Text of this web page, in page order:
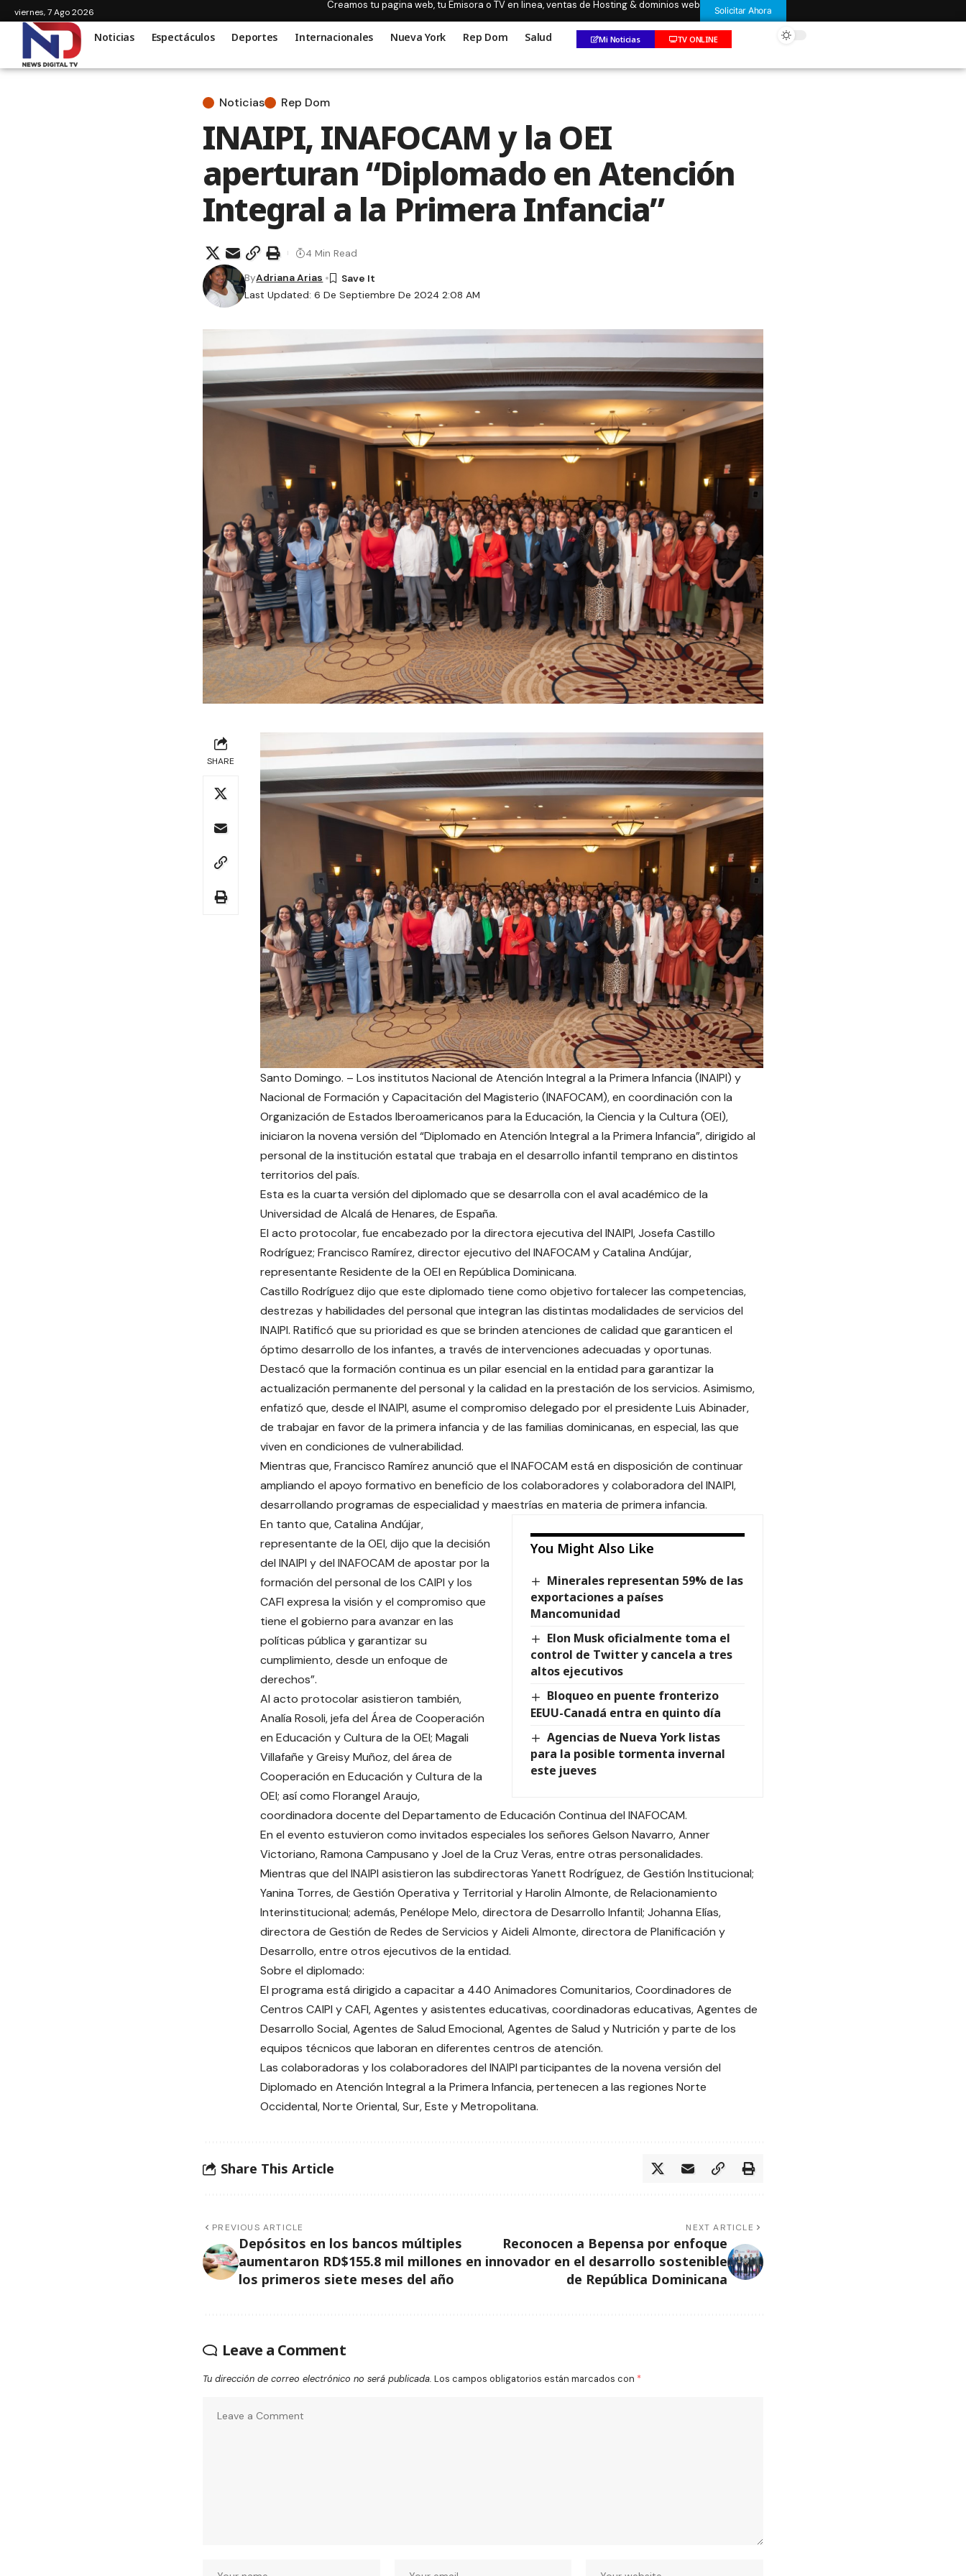
viernes, 7 Ago 2026
Creamos tu pagina web, tu Emisora o TV en linea, ventas de Hosting & dominios web Solicitar Ahora
Noticias Espectáculos Deportes Internacionales Nueva York Rep Dom Salud Mi Noticias TV ONLINE
Noticias Rep Dom
INAIPI, INAFOCAM y la OEI
aperturan “Diplomado en Atención
Integral a la Primera Infancia”
Last Updated: 6 De Septiembre De 2024 2:08 AM
ByAdriana Arias
4 Min Read
SHARE
Santo Domingo. – Los institutos Nacional de Atención Integral a la Primera Infancia (INAIPI) y
Nacional de Formación y Capacitación del Magisterio (INAFOCAM), en coordinación con la
Organización de Estados Iberoamericanos para la Educación, la Ciencia y la Cultura (OEI),
iniciaron la novena versión del “Diplomado en Atención Integral a la Primera Infancia”, dirigido al
personal de la institución estatal que trabaja en el desarrollo infantil temprano en distintos
territorios del país.
Esta es la cuarta versión del diplomado que se desarrolla con el aval académico de la
Universidad de Alcalá de Henares, de España.
El acto protocolar, fue encabezado por la directora ejecutiva del INAIPI, Josefa Castillo
Rodríguez; Francisco Ramírez, director ejecutivo del INAFOCAM y Catalina Andújar,
representante Residente de la OEI en República Dominicana.
Castillo Rodríguez dijo que este diplomado tiene como objetivo fortalecer las competencias,
destrezas y habilidades del personal que integran las distintas modalidades de servicios del
INAIPI. Ratificó que su prioridad es que se brinden atenciones de calidad que garanticen el
óptimo desarrollo de los infantes, a través de intervenciones adecuadas y oportunas.
Destacó que la formación continua es un pilar esencial en la entidad para garantizar la
actualización permanente del personal y la calidad en la prestación de los servicios. Asimismo,
enfatizó que, desde el INAIPI, asume el compromiso delegado por el presidente Luis Abinader,
de trabajar en favor de la primera infancia y de las familias dominicanas, en especial, las que
viven en condiciones de vulnerabilidad.
Mientras que, Francisco Ramírez anunció que el INAFOCAM está en disposición de continuar
ampliando el apoyo formativo en beneficio de los colaboradores y colaboradora del INAIPI,
desarrollando programas de especialidad y maestrías en materia de primera infancia.
You Might Also Like
Minerales representan 59% de las
exportaciones a países
Mancomunidad
Elon Musk oficialmente toma el
control de Twitter y cancela a tres
altos ejecutivos
Bloqueo en puente fronterizo
EEUU-Canadá entra en quinto día
Agencias de Nueva York listas
para la posible tormenta invernal
este jueves
En tanto que, Catalina Andújar,
representante de la OEI, dijo que la decisión
del INAIPI y del INAFOCAM de apostar por la
formación del personal de los CAIPI y los
CAFI expresa la visión y el compromiso que
tiene el gobierno para avanzar en las
políticas pública y garantizar su
cumplimiento, desde un enfoque de
derechos”.
Al acto protocolar asistieron también,
Analía Rosoli, jefa del Área de Cooperación
en Educación y Cultura de la OEI; Magali
Villafañe y Greisy Muñoz, del área de
Cooperación en Educación y Cultura de la
OEI; así como Florangel Araujo,
coordinadora docente del Departamento de Educación Continua del INAFOCAM.
En el evento estuvieron como invitados especiales los señores Gelson Navarro, Anner
Victoriano, Ramona Campusano y Joel de la Cruz Veras, entre otras personalidades.
Mientras que del INAIPI asistieron las subdirectoras Yanett Rodríguez, de Gestión Institucional;
Yanina Torres, de Gestión Operativa y Territorial y Harolin Almonte, de Relacionamiento
Interinstitucional; además, Penélope Melo, directora de Desarrollo Infantil; Johanna Elías,
directora de Gestión de Redes de Servicios y Aideli Almonte, directora de Planificación y
Desarrollo, entre otros ejecutivos de la entidad.
Sobre el diplomado:
El programa está dirigido a capacitar a 440 Animadores Comunitarios, Coordinadores de
Centros CAIPI y CAFI, Agentes y asistentes educativas, coordinadoras educativas, Agentes de
Desarrollo Social, Agentes de Salud Emocional, Agentes de Salud y Nutrición y parte de los
equipos técnicos que laboran en diferentes centros de atención.
Las colaboradoras y los colaboradores del INAIPI participantes de la novena versión del
Diplomado en Atención Integral a la Primera Infancia, pertenecen a las regiones Norte
Occidental, Norte Oriental, Sur, Este y Metropolitana.
Share This Article
PREVIOUS ARTICLE
Depósitos en los bancos múltiples
aumentaron RD$155.8 mil millones en
los primeros siete meses del año
NEXT ARTICLE
Reconocen a Bepensa por enfoque
innovador en el desarrollo sostenible
de República Dominicana
Leave a Comment
Tu dirección de correo electrónico no será publicada. Los campos obligatorios están marcados con *